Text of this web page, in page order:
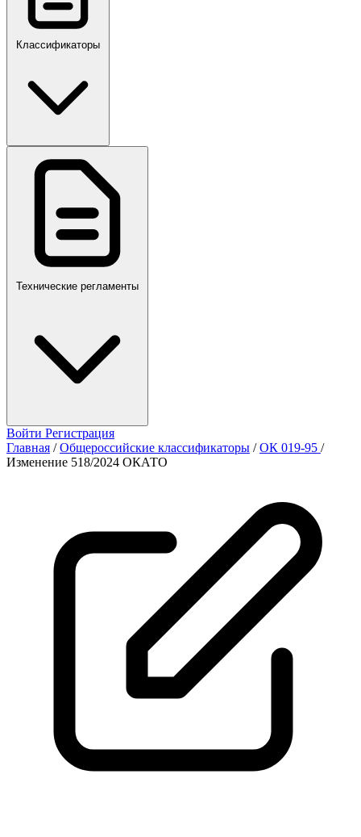
ПР,Р,ПМГ,РМГ
Классификаторы
Технические регламенты
Войти Регистрация
Главная / Общероссийские классификаторы / ОК 019-95 /
Изменение 518/2024 ОКАТО